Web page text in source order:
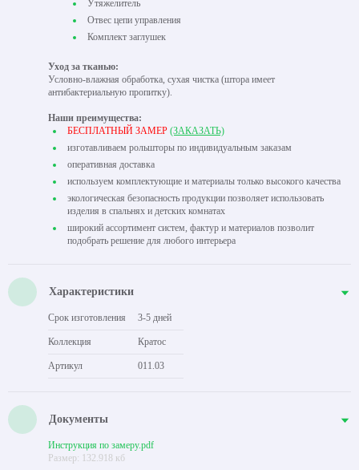
Утяжелитель
Отвес цепи управления
Комплект заглушек
Уход за тканью:
Условно-влажная обработка, сухая чистка (штора имеет
антибактериальную пропитку).
Наши преимущества:
БЕСПЛАТНЫЙ ЗАМЕР (ЗАКАЗАТЬ)
изготавливаем рольшторы по индивидуальным заказам
оперативная доставка
используем комплектующие и материалы только высокого качества
экологическая безопасность продукции позволяет использовать
изделия в спальнях и детских комнатах
широкий ассортимент систем, фактур и материалов позволит
подобрать решение для любого интерьера
Характеристики
Срок изготовления 3-5 дней
Коллекция Кратос
Артикул 011.03
Документы
Инструкция по замеру.pdf
Размер: 132.918 кб